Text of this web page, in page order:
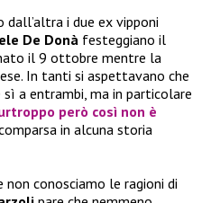
dall’altra i due ex vipponi
De Donà festeggiano il
il 9 ottobre mentre la
In tanti si aspettavano che
sì a entrambi, ma in particolare
però così non è
in alcuna storia
conosciamo le ragioni di